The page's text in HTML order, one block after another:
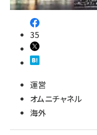
35
運営
オムニチャネル
海外